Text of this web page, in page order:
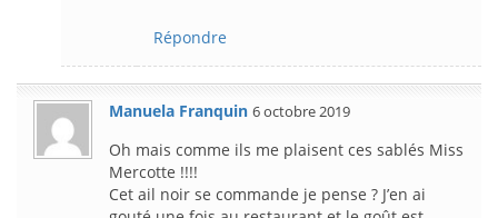
Répondre
Manuela Franquin 6 octobre 2019
Oh mais comme ils me plaisent ces sablés Miss
Mercotte !!!!
Cet ail noir se commande je pense ? J’en ai